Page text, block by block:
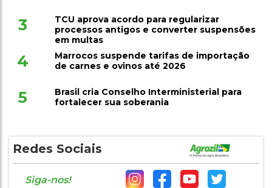
3
TCU aprova acordo para regularizar
processos antigos e converter suspensões
em multas
4
Marrocos suspende tarifas de importação
de carnes e ovinos até 2026
5
Brasil cria Conselho Interministerial para
fortalecer sua soberania
Redes Sociais
Siga-nos!